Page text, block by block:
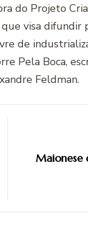
do Projeto
que visa
de
Pela Boca,
Feldman.
Maionese